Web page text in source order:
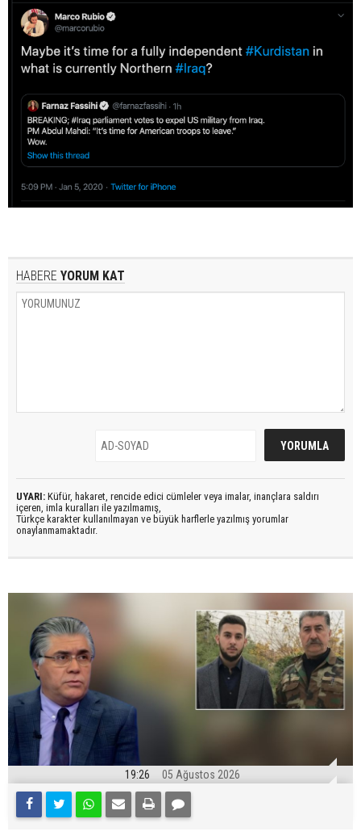
HABERE YORUM KAT
UYARI: Küfür, hakaret, rencide edici cümleler veya imalar, inançlara saldırı
içeren, imla kuralları ile yazılmamış,
Türkçe karakter kullanılmayan ve büyük harflerle yazılmış yorumlar
onaylanmamaktadır.
19:26 05 Ağustos 2026